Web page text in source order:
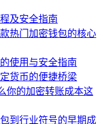
及安全指南
热门加密钱包的核心
使用与安全指南
货币的便捷桥梁
你的加密转账成本这
到行业符号的早期成